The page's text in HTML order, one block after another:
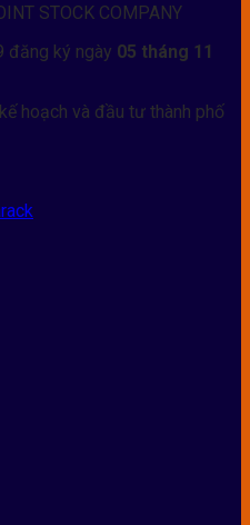
STOCK COMPANY
đăng ký ngày 05 tháng 11
hoạch và đầu tư thành phố